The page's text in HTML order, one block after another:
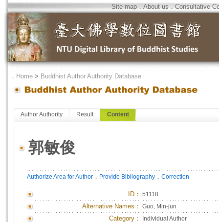
Site map．About us．Consultative
． Home > Buddhist Author Authority Database
Author Authority Result Content
郭敏俊
Authorize Area for Author ． Provide Bibliography ． Correction
ID ： 51118
Alternative Names： Guo, Min-jun
Category： Individual Author